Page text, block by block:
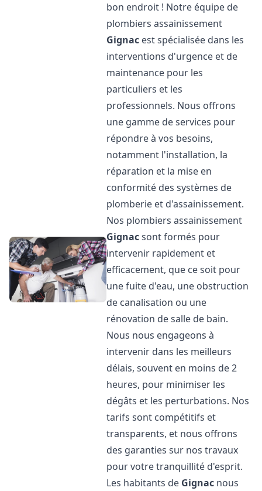
bon endroit ! Notre équipe de
plombiers assainissement
Gignac est spécialisée dans les
interventions d'urgence et de
maintenance pour les
particuliers et les
professionnels. Nous offrons
une gamme de services pour
répondre à vos besoins,
notamment l'installation, la
réparation et la mise en
conformité des systèmes de
plomberie et d'assainissement.
Nos plombiers assainissement
Gignacsont formés pour
intervenir rapidement et
efficacement, que ce soit pour
une fuite d'eau, une obstruction
de canalisation ou une
rénovation de salle de bain.
Nous nous engageons à
intervenir dans les meilleurs
délais, souvent en moins de 2
heures, pour minimiser les
dégâts et les perturbations. Nos
tarifs sont compétitifs et
transparents, et nous offrons
des garanties sur nos travaux
pour votre tranquillité d'esprit.
Les habitants de Gignac nous